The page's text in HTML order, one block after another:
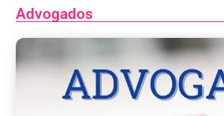
Advogados